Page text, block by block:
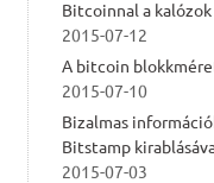
Bitcoinnal a
2015-07-12
A bitcoin
2015-07-10
Bizalmas
Bitstamp
2015-07-03